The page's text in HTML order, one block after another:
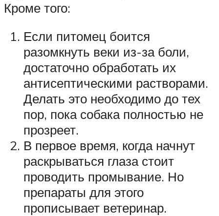
Кроме того:
Если питомец боится
разомкнуть веки из-за боли,
достаточно обработать их
антисептическими растворами.
Делать это необходимо до тех
пор, пока собака полностью не
прозреет.
В первое время, когда начнут
раскрываться глаза стоит
проводить промывание. Но
препараты для этого
прописывает ветеринар.